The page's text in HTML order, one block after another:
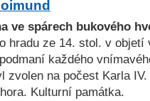
ve spárech bukového
hradu ze 14. stol. v
každého
zvolen na počest Karla
Kulturní památka.